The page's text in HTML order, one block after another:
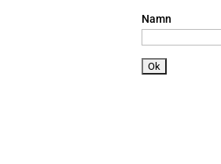
oi
d
ic
o
n
Namn